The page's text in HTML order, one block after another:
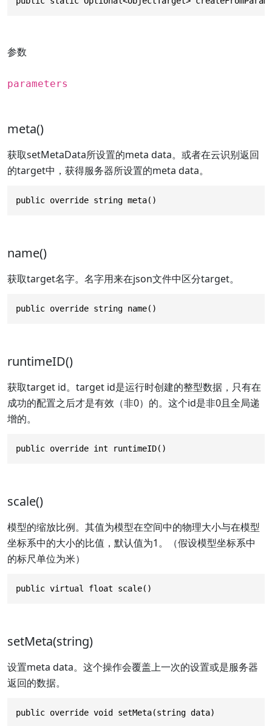
参数
parameters
meta()
获取setMetaData所设置的meta data。或者在云识别返回
的target中，获得服务器所设置的meta data。
public override string meta()
name()
获取target名字。名字用来在json文件中区分target。
public override string name()
runtimeID()
获取target id。target id是运行时创建的整型数据，只有在
成功的配置之后才是有效（非0）的。这个id是非0且全局递
增的。
public override int runtimeID()
scale()
模型的缩放比例。其值为模型在空间中的物理大小与在模型
坐标系中的大小的比值，默认值为1。（假设模型坐标系中
的标尺单位为米）
public virtual float scale()
setMeta(string)
设置meta data。这个操作会覆盖上一次的设置或是服务器
返回的数据。
public override void setMeta(string data)